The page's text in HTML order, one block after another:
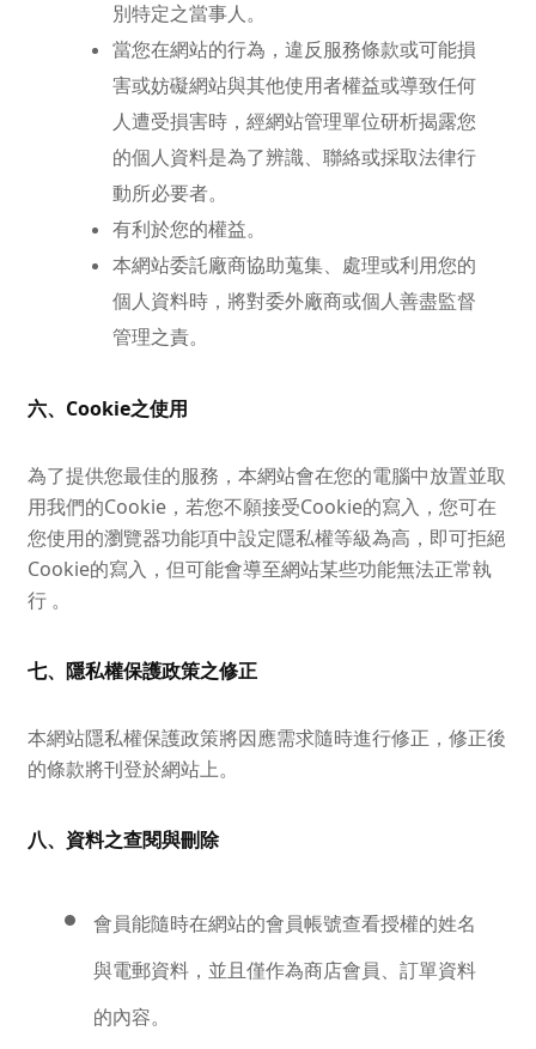
別特定之當事人。
當您在網站的行為，違反服務條款或可能損
害或妨礙網站與其他使用者權益或導致任何
人遭受損害時，經網站管理單位研析揭露您
的個人資料是為了辨識、聯絡或採取法律行
動所必要者。
有利於您的權益。
本網站委託廠商協助蒐集、處理或利用您的
個人資料時，將對委外廠商或個人善盡監督
管理之責。
六、Cookie之使用
為了提供您最佳的服務，本網站會在您的電腦中放置並取
用我們的Cookie，若您不願接受Cookie的寫入，您可在
您使用的瀏覽器功能項中設定隱私權等級為高，即可拒絕
Cookie的寫入，但可能會導至網站某些功能無法正常執
行 。
七、隱私權保護政策之修正
本網站隱私權保護政策將因應需求隨時進行修正，修正後
的條款將刊登於網站上。
八、資料之查閱與刪除
會員能隨時在網站的會員帳號查看授權的姓名
與電郵資料，並且僅作為商店會員、訂單資料
的內容。